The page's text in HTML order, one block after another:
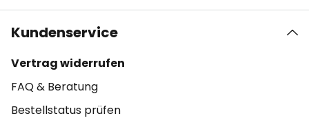
Kundenservice
Vertrag widerrufen
FAQ & Beratung
Bestellstatus prüfen